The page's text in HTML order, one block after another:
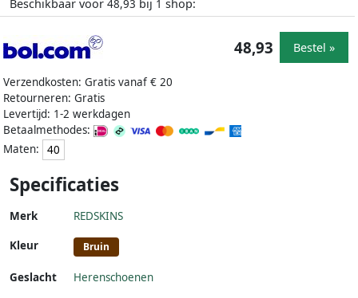
Beschikbaar voor 48,93 bij 1 shop:
Verzendkosten: Gratis vanaf € 20
Retourneren: Gratis
Levertijd: 1-2 werkdagen
Betaalmethodes:
Maten:
40
48,93 Bestel »
Specificaties
Merk REDSKINS
Kleur Bruin
Geslacht
Herenschoenen